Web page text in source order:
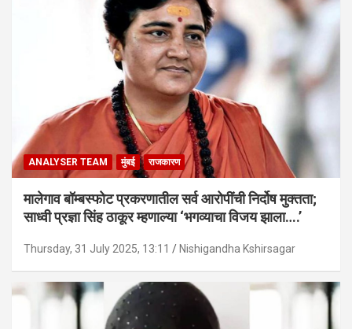
ANALYSER TEAM मुंबई राजकारण
मालेगाव बॉम्बस्फोट प्रकरणातील सर्व आरोपींची निर्दोष मुक्तता;
साध्वी प्रज्ञा सिंह ठाकूर म्हणाल्या ‘भगव्याचा विजय झाला….’
Thursday, 31 July 2025, 13:11 Nishigandha Kshirsagar